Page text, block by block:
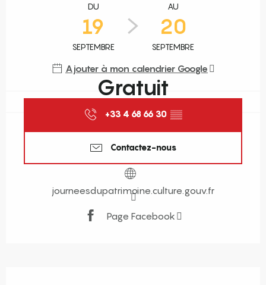
DU
19
SEPTEMBRE
AU
20
SEPTEMBRE
Ajouter à mon calendrier Google
Gratuit
+33 4 68 66 30 ▒▒
Contactez-nous
journeesdupatrimoine.culture.gouv.fr
Page Facebook